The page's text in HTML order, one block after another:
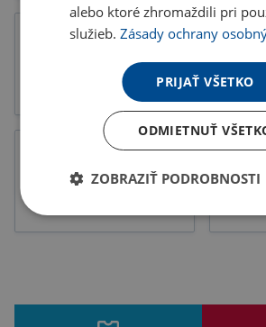
alebo ktoré zhromaždili pri
služieb.Zásady ochrany
PRIJAŤ VŠETKO
ODMIETNUŤ
ZOBRAZIŤ PODROBNOSTI